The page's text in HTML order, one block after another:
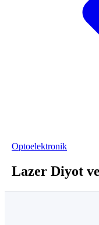
Optoelektronik
Lazer Diyot